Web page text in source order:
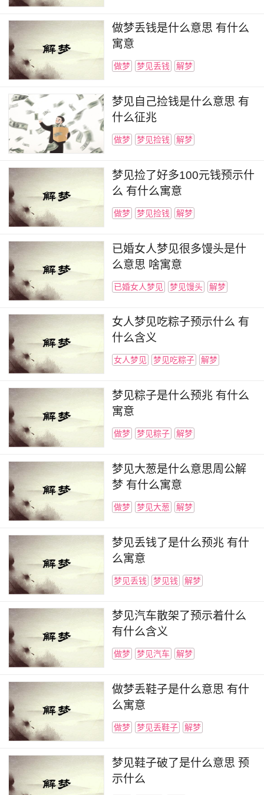
做梦丢钱是什么意思 有什么
寓意
做梦 梦见丢钱 解梦
梦见自己捡钱是什么意思 有
什么征兆
做梦 梦见捡钱 解梦
梦见捡了好多100元钱预示什
么 有什么寓意
做梦 梦见捡钱 解梦
已婚女人梦见很多馒头是什
么意思 啥寓意
已婚女人梦见 梦见馒头 解梦
女人梦见吃粽子预示什么 有
什么含义
女人梦见 梦见吃粽子 解梦
梦见粽子是什么预兆 有什么
寓意
做梦 梦见粽子 解梦
梦见大葱是什么意思周公解
梦 有什么寓意
做梦 梦见大葱 解梦
梦见丢钱了是什么预兆 有什
么寓意
梦见丢钱 梦见钱 解梦
梦见汽车散架了预示着什么
有什么含义
做梦 梦见汽车 解梦
做梦丢鞋子是什么意思 有什
么寓意
做梦 梦见丢鞋子 解梦
梦见鞋子破了是什么意思 预
示什么